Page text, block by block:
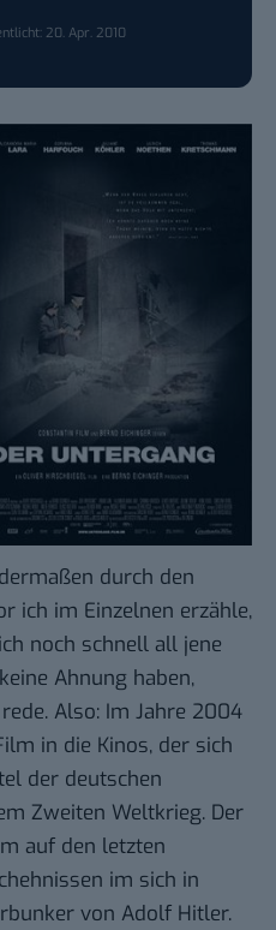
20. Apr. 2010
dermaßen durch den
ich im Einzelnen erzähle,
noch schnell all jene
Ahnung haben,
Also: Im Jahre 2004
in die Kinos, der sich
der deutschen
Zweiten Weltkrieg. Der
auf den letzten
im sich in
von Adolf Hitler.